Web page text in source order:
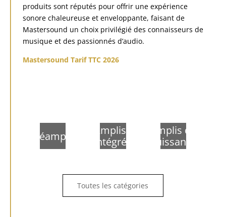
produits sont réputés pour offrir une expérience
sonore chaleureuse et enveloppante, faisant de
Mastersound un choix privilégié des connaisseurs de
musique et des passionnés d’audio.
Mastersound Tarif TTC 2026
Préamplis
Amplis
intégrés
Amplis de
puissance
Toutes les catégories